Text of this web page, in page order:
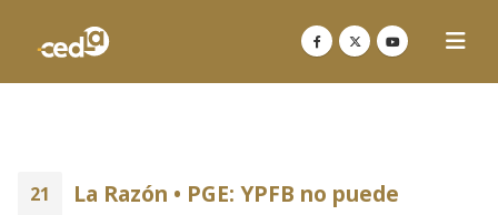
21
La Razón • PGE: YPFB no puede